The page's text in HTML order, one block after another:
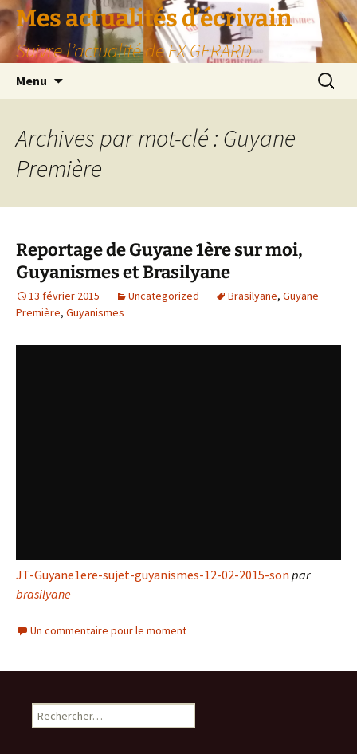
Aller
au
contenu
Mes actualités d’écrivain
Suivre l’actualité de FX GERARD
Menu
Archives par mot-clé : Guyane
Première
Reportage de Guyane 1ère sur moi,
Guyanismes et Brasilyane
13 février 2015 Uncategorized Brasilyane, Guyane
Première, Guyanismes
JT-Guyane1ere-sujet-guyanismes-12-02-2015-son par
brasilyane
Un commentaire pour le moment
Rechercher :